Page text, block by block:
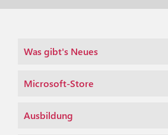
Was gibt's Neues
Microsoft-Store
Ausbildung